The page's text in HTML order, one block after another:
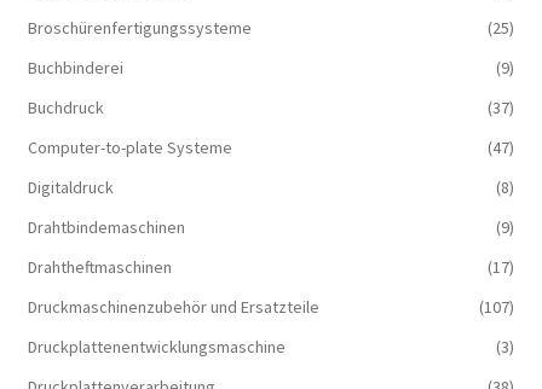
Broschürenfertigungssysteme
(25)
Buchbinderei
(9)
Buchdruck
(37)
Computer-to-plate Systeme
(47)
Digitaldruck
(8)
Drahtbindemaschinen
(9)
Drahtheftmaschinen
(17)
Druckmaschinenzubehör und Ersatzteile
(107)
Druckplattenentwicklungsmaschine
(3)